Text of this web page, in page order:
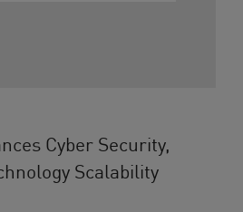
Cyber Security,
Scalability